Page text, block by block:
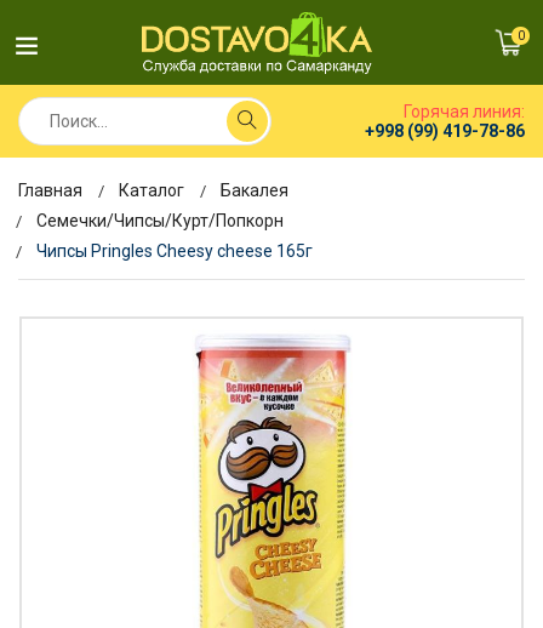
0
Горячая линия:
+998 (99) 419-78-86
Главная Каталог
Бакалея
Семечки/Чипсы/Курт/Попкорн
Чипсы Pringles Cheesy cheese 165г